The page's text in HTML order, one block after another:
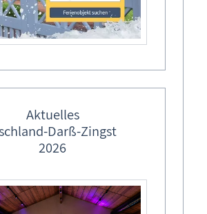
Fischland-Darß-Zingst Allgemein
Ufer 36Aktuelles
Darß-Zingst
2026